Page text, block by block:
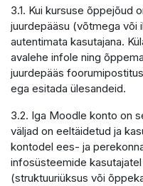
3.1. Kui kursuse õppejõud
juurdepääsu (võtmega või
autentimata kasutajana.
avalehe infole ning
juurdepääs
ega esitada ülesandeid.
3.2. Iga Moodle konto on
väljad on eeltäidetud ja
kontodel ees- ja
infosüsteemide
(struktuuriüksus või